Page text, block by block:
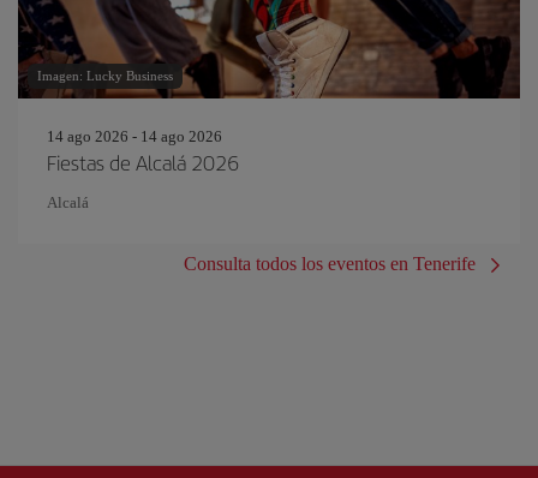
Imagen: Lucky Business
14 ago 2026 - 14 ago 2026
Fiestas de Alcalá 2026
Alcalá
Consulta todos los eventos en Tenerife